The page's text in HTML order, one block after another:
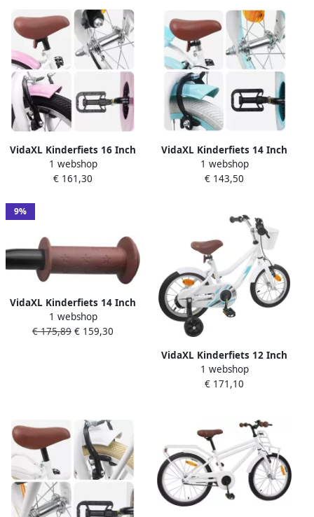
VidaXL Kinderfiets 16 Inch
voor 4-6 jaar oud Wit
1 webshop
€ 161,30
VidaXL Kinderfiets 14 Inch
voor 3-5 jaar oud Wit
1 webshop
€ 143,50
9%
VidaXL Kinderfiets 14 Inch
voor 3-5 jaar oud Wit
1 webshop
€ 175,89 € 159,30
VidaXL Kinderfiets 12 Inch
voor 2-4 jaar oud Wit
1 webshop
€ 171,10